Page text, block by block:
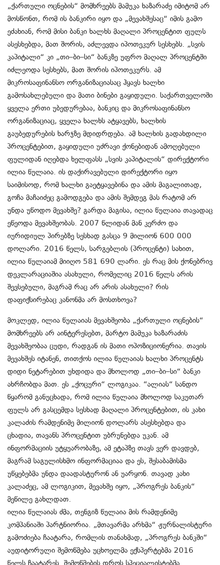
„ქართული ოცნების“ მომხრეებს მამუკა ხაზარაძე იმიტომ არ
მოსწონთ, რომ ის ბანკირი იყო და „მევახშესაც“ იმის გამო
ეძახიან, რომ მისი ბანკი ხალხს მაღალი პროცენტით ფულს
ასესხებდა, მათ შორის, აძლევდა იპოთეკურ სესხებს. „სვის
კაპიტალი“ კი „თი–ბი–სი“ ბანკზე უფრო მაღალ პროცენტში
იძლეოდა სესხებს, მათ შორის იპოთეკურს. ამ
მიკროსაფინანსო ორგანიზაციასაც ჰყავს ხალხი
გამოსახლებული და მათი ბინები გაყიდული. საქართველოში
ყველა ერთი უბედურებაა, ბანკიც და მიკროსაფინანსო
ორგანიზაციაც, ყველა ხალხს ატყავებს, ხალხის
გაუბედურების ხარჯზე მდიდრდება. ამ ხალხის გადახდილი
პროცენტებით, გაყიდული უძრავი ქონებიდან ამოღებული
ფულიდან იღებდა ხელფასს „სვის კაპიტალის“ დირექტორი
ილია წულაია. ის დაქირავებული დირექტორი იყო
საიმისოდ, რომ ხალხი გაეტყავებინა და ამის მაგალითად,
გოჩა მაჩაიძეც გამოდგება და ამის შემდეგ მას რატომ არ
უნდა უწოდო მევახშე? გარდა მაგისა, ილია წულაია თავადაც
ეწეოდა მევახშეობას. 2007 წლიდან მან კერძო და
იურიდიულ პირებზე სესხად გასცა 9 მილიონ 600 000
დოლარი. 2016 წელს, სარგებლის (პროცენტი) სახით,
ილია წულაიამ მიიღო 581 690 ლარი. ეს რაც მის ქონებრივ
დეკლარაციაშია ასახული, რომელიც 2016 წელს არის
შევსებული, მაგრამ რაც არ არის ასახული? რის
დაფიქსირებაც კანონმა არ მოსთხოვა?
მოკლედ, ილია წულაიას მევახშეობა „ქართული ოცნების“
მომხრეებს არ აინტერესებთ, მარტო მამუკა ხაზარაძის
მევახშეობაა ცუდი, რადგან ის მათი ოპოზიციონერია. თავის
მევახშეს იტანენ, თითქოს ილია წულაიას ხალხი პროცენტს
დიდი ნეტარებით უხდიდა და მხოლოდ „თი–ბი–სი“ ბანკი
ახრჩობდა მათ. ეს „ქოცური“ ლოგიკაა. “ალიას“ სანდო
წყარომ განუცხადა, რომ ილია წულაია მხოლოდ საკუთარ
ფულს არ გასცემდა სესხად მაღალი პროცენტებით, ის კახი
კალაძის რამდენიმე მილიონ დოლარს ასესხებდა და
ცხადია, თავანს პროცენტით უბრუნებდა უკან. ამ
ინფორმაციის უტყუარობაზე, ამ ეტაპზე თავს ვერ დავდებ,
მაგრამ საგულისხმო ინფორმაციაა და ეს, შესაბამისმა
უწყებებმა უნდა დაადასტურონ ან უარყონ. თავად კახი
კალაძეც, ამ ლოგიკით, მევახშე იყო, „პროგრეს ბანკის“
მეწილე გახლდათ.
ილია წულაიას ძმა, თენგიზ წულაია მის რამდენიმე
კომპანიაში პარტნიორია. „მთავარმა არხმა“ ჟურნალისტური
გამოძიება ჩაატარა, რომლის თანახმად, „პროგრეს ბანკში“
აუდიტორული შემოწმება უცხოელმა ექსპერტებმა 2016